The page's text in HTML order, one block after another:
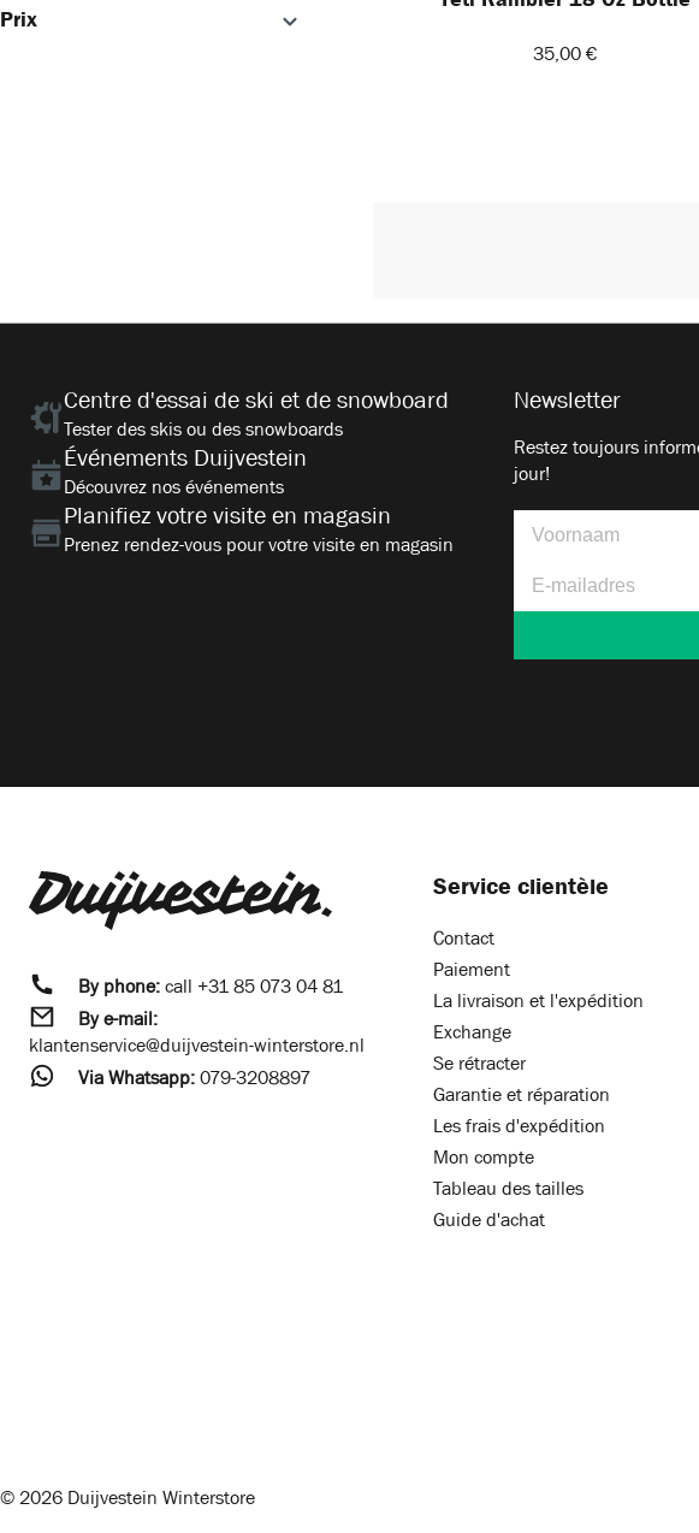
Prix
35,00 €
Centre d'essai de ski et de snowboard
Tester des skis ou des snowboards
Événements Duijvestein
Découvrez nos événements
Planifiez votre visite en magasin
Prenez rendez-vous pour votre visite en magasin
Newsletter
Restez toujours
jour!
By phone: call +31 85 073 04 81
By e-mail:
klantenservice@duijvestein-winterstore.nl
Via Whatsapp: 079-3208897
Service clientèle
Contact
Paiement
La livraison et l'expédition
Exchange
Se rétracter
Garantie et réparation
Les frais d'expédition
Mon compte
Tableau des tailles
Guide d'achat
© 2026 Duijvestein Winterstore